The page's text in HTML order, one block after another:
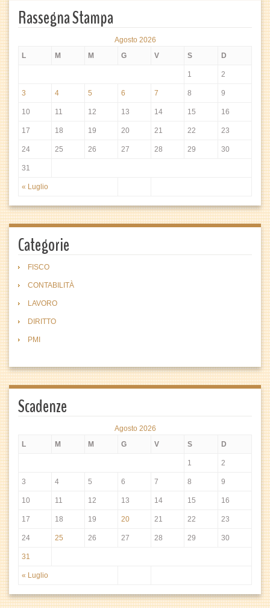
Rassegna Stampa
Agosto 2026
L
M M G V S D
« Luglio
1 2
3 4 5 6 7 8 9
10 11 12 13 14 15 16
17 18 19 20 21 22 23
24 25 26 27 28 29 30
31
Categorie
FISCO
CONTABILITÀ
LAVORO
DIRITTO
PMI
Scadenze
Agosto 2026
L
M M G V S D
« Luglio
1 2
3 4 5 6 7 8 9
10 11 12 13 14 15 16
17 18 19 20 21 22 23
24 25 26 27 28 29 30
31